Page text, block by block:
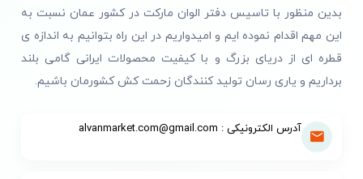
بدین منظور با تاسیس دفتر الوان مارکت در کشور عمان نسبت به
این مهم اقدام نموده ایم و امیدواریم در این راه بتوانیم به اندازه ی
قطره ای از دریای بزرگ و با کیفیت محصولات ایرانی گامی بلند
برداریم و یاری رسان تولید کنندگان زحمت کش کشورمان باشیم.
آدرس الکترونیکی : alvanmarket.com@gmail.com